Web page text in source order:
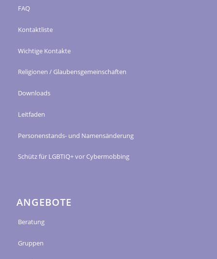
FAQ
Kontaktliste
Wichtige Kontakte
Religionen / Glaubensgemeinschaften
Downloads
Leitfaden
Personenstands- und Namensänderung
Schütz für LGBTIQ+ vor Cybermobbing
ANGEBOTE
Beratung
Gruppen